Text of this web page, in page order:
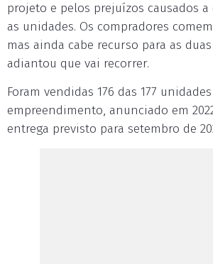
projeto e pelos prejuízos causados
as unidades. Os compradores
mas ainda cabe recurso para as duas
adiantou que vai recorrer.
Foram vendidas 176 das 177
empreendimento, anunciado em
entrega previsto para setembro de